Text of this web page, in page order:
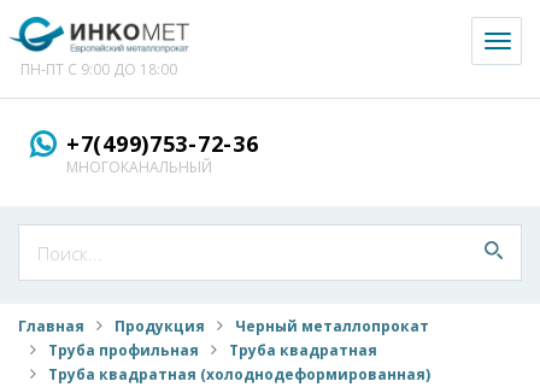
ПН-ПТ С 9:00 ДО 18:00
+7(499)753-72-36
МНОГОКАНАЛЬНЫЙ
Главная Продукция
Черный металлопрокат
Труба профильная
Труба квадратная
Труба квадратная (холоднодеформированная)